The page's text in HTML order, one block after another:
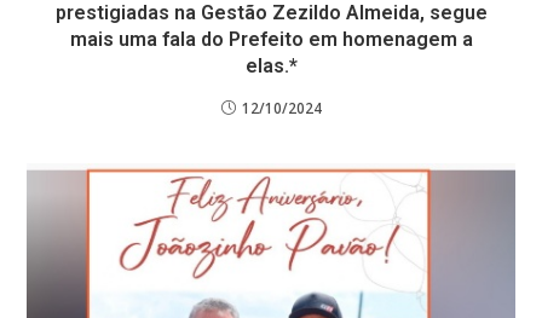
prestigiadas na Gestão Zezildo Almeida, segue
mais uma fala do Prefeito em homenagem a
elas.*
12/10/2024